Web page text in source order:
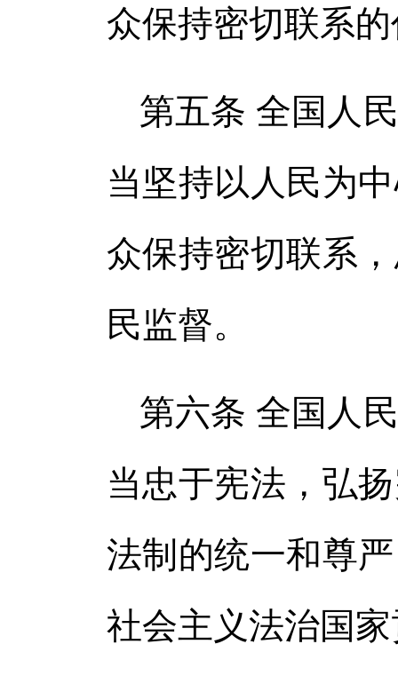
众保持密切联系
第五条 全国人
当坚持以人民为
众保持密切联系
民监督。
第六条 全国人
当忠于宪法，弘
法制的统一和尊
社会主义法治国